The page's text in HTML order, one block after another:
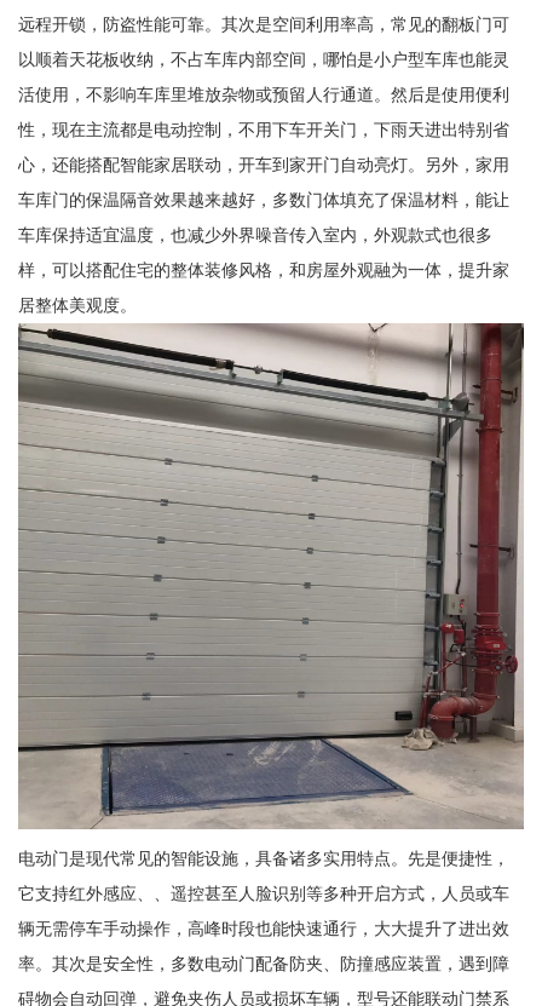
远程开锁，防盗性能可靠。其次是空间利用率高，常见的翻板门可
以顺着天花板收纳，不占车库内部空间，哪怕是小户型车库也能灵
活使用，不影响车库里堆放杂物或预留人行通道。然后是使用便利
性，现在主流都是电动控制，不用下车开关门，下雨天进出特别省
心，还能搭配智能家居联动，开车到家开门自动亮灯。另外，家用
车库门的保温隔音效果越来越好，多数门体填充了保温材料，能让
车库保持适宜温度，也减少外界噪音传入室内，外观款式也很多
样，可以搭配住宅的整体装修风格，和房屋外观融为一体，提升家
居整体美观度。
电动门是现代常见的智能设施，具备诸多实用特点。先是便捷性，
它支持红外感应、、遥控甚至人脸识别等多种开启方式，人员或车
辆无需停车手动操作，高峰时段也能快速通行，大大提升了进出效
率。其次是安全性，多数电动门配备防夹、防撞感应装置，遇到障
碍物会自动回弹，避免夹伤人员或损坏车辆，型号还能联动门禁系